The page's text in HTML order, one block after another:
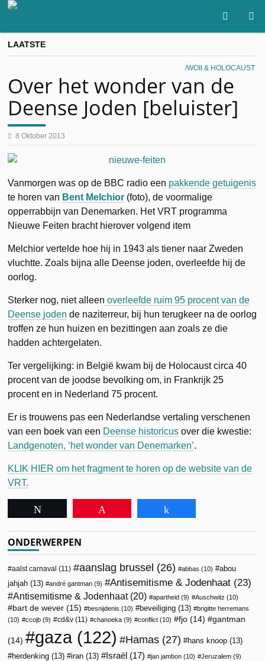
LAATSTE
WOII & HOLOCAUST
Over het wonder van de
Deense Joden [beluister]
8 Oktober 2013
Vanmorgen was op de BBC radio een pakkende getuigenis
te horen van Bent Melchior (foto), de voormalige
opperrabbijn van Denemarken. Het VRT programma
Nieuwe Feiten bracht hierover volgend item
Melchior vertelde hoe hij in 1943 als tiener naar Zweden
vluchtte. Zoals bijna alle Deense joden, overleefde hij de
oorlog.
Sterker nog, niet alleen overleefde ruim 95 procent van de
Deense joden de naziterreur, bij hun terugkeer na de oorlog
troffen ze hun huizen en bezittingen aan zoals ze die
hadden achtergelaten.
Ter vergelijking: in België kwam bij de Holocaust circa 40
procent van de joodse bevolking om, in Frankrijk 25
procent en in Nederland 75 procent.
Er is trouwens pas een Nederlandse vertaling verschenen
van een boek van een Deense historicus over die kwestie:
Landgenoten, ‘het wonder van Denemarken’.
KLIK HIER om het fragment te horen op de website van de
VRT.
ONDERWERPEN
aalst carnaval (11) aanslag brussel (26) abbas (10)
abou
jahjah (13) andré gantman (9) Antisemitisme & Jodenhaat (23)
Antisemitisme & Jodenhaat(20) apartheid (9) Auschwitz (10)
bart de wever (15) besnijdenis (10) beveiliging (13)
brigitte herremans
(10)
ccojb (9) cd&v (11) chanoeka (9) conflict (10) fjo (14) gantman
(14) gaza (122) Hamas (27) hans knoop (13)
herdenking (13) iran (13) Israël (17) jan jambon (10) Jeruzalem (9)